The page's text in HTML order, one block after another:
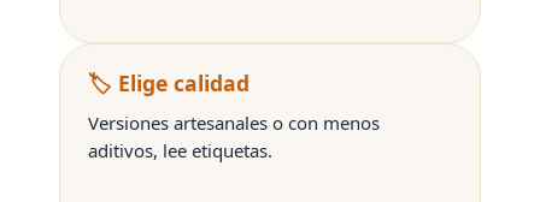
🏷️ Elige calidad
Versiones artesanales o con menos
aditivos, lee etiquetas.